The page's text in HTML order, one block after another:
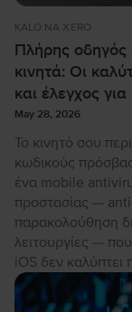
KALO NA XERO
Πλήρης οδηγός
κινητά: Οι
και έλεγχος για
May 28, 2026
Το κινητό σου
κωδικούς
ένα mobile
προστασίας —
παρακολούθηση
λειτουργίες —
iOS δεν καλύπτει